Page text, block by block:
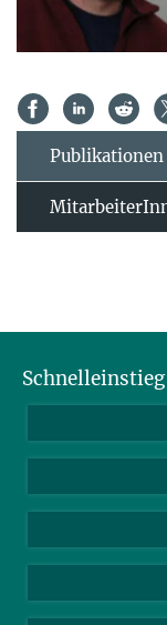
Publikationen
Schnelleinstieg
Studierende
Bewerber*innen